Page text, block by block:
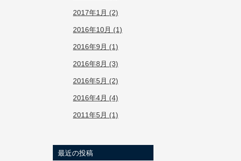
2017年1月 (2)
2016年10月 (1)
2016年9月 (1)
2016年8月 (3)
2016年5月 (2)
2016年4月 (4)
2011年5月 (1)
最近の投稿